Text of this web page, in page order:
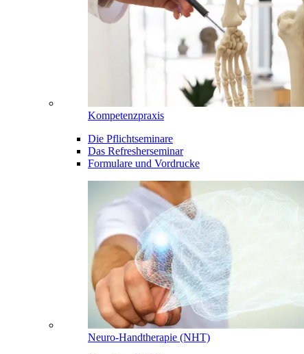
Kompetenzpraxis
Die Pflichtseminare
Das Refresherseminar
Formulare und Vordrucke
Neuro-Handtherapie (NHT)